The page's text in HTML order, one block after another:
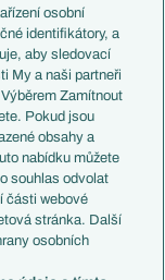
osobní
identifikátory, a
aby sledovací
My a naši partneři
Zamítnout
Pokud jsou
obsahy a
nabídku můžete
souhlas odvolat
části webové
stránka. Další
osobních